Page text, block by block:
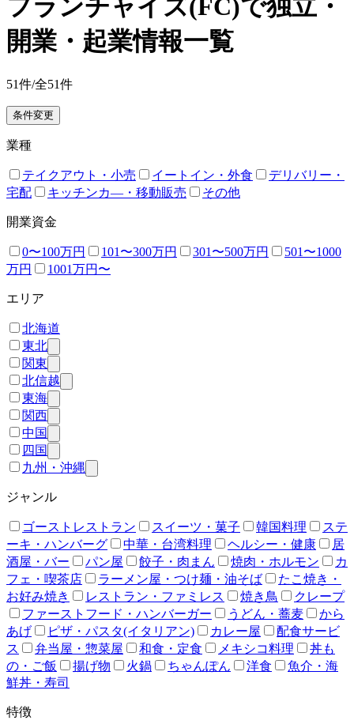
フランチャイズ(FC)で独立・
開業・起業情報一覧
51件/全51件
条件変更
業種
テイクアウト・小売 イートイン・外食
デリバリー・
宅配
キッチンカ―・移動販売 その他
開業資金
0〜100万円 101〜300万円 301〜500万円
501〜1000
万円
1001万円〜
エリア
北海道
東北
関東
北信越
東海
関西
中国
四国
九州・沖縄
ジャンル
ゴーストレストラン スイーツ・菓子 韓国料理
ステ
ーキ・ハンバーグ
中華・台湾料理 ヘルシー・健康
居
酒屋・バー
パン屋 餃子・肉まん 焼肉・ホルモン
カ
フェ・喫茶店
ラーメン屋・つけ麺・油そば
たこ焼き・
お好み焼き
レストラン・ファミレス 焼き鳥
クレープ
ファーストフード・ハンバーガー
うどん・蕎麦
から
あげ
ピザ・パスタ(イタリアン) カレー屋
配食サービ
ス
弁当屋・惣菜屋 和食・定食 メキシコ料理
丼も
の・ご飯
揚げ物 火鍋 ちゃんぽん 洋食
魚介・海
鮮丼・寿司
特徴